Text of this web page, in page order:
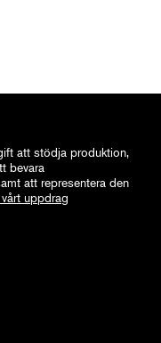
att stödja produktion,
bevara
att representera den
uppdrag